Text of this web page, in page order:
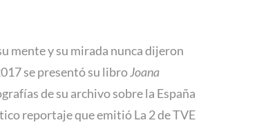
mente y su mirada nunca dijeron
se presentó su libroJoana
de su archivo sobre la España
reportaje que emitió La 2 de TVE